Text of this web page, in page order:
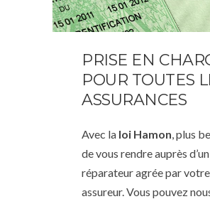
PRISE EN
POUR TOUTES
ASSURANCES
Avec la loi Hamon, plus
de vous rendre auprès d’un
réparateur agrée par votre
assureur. Vous pouvez